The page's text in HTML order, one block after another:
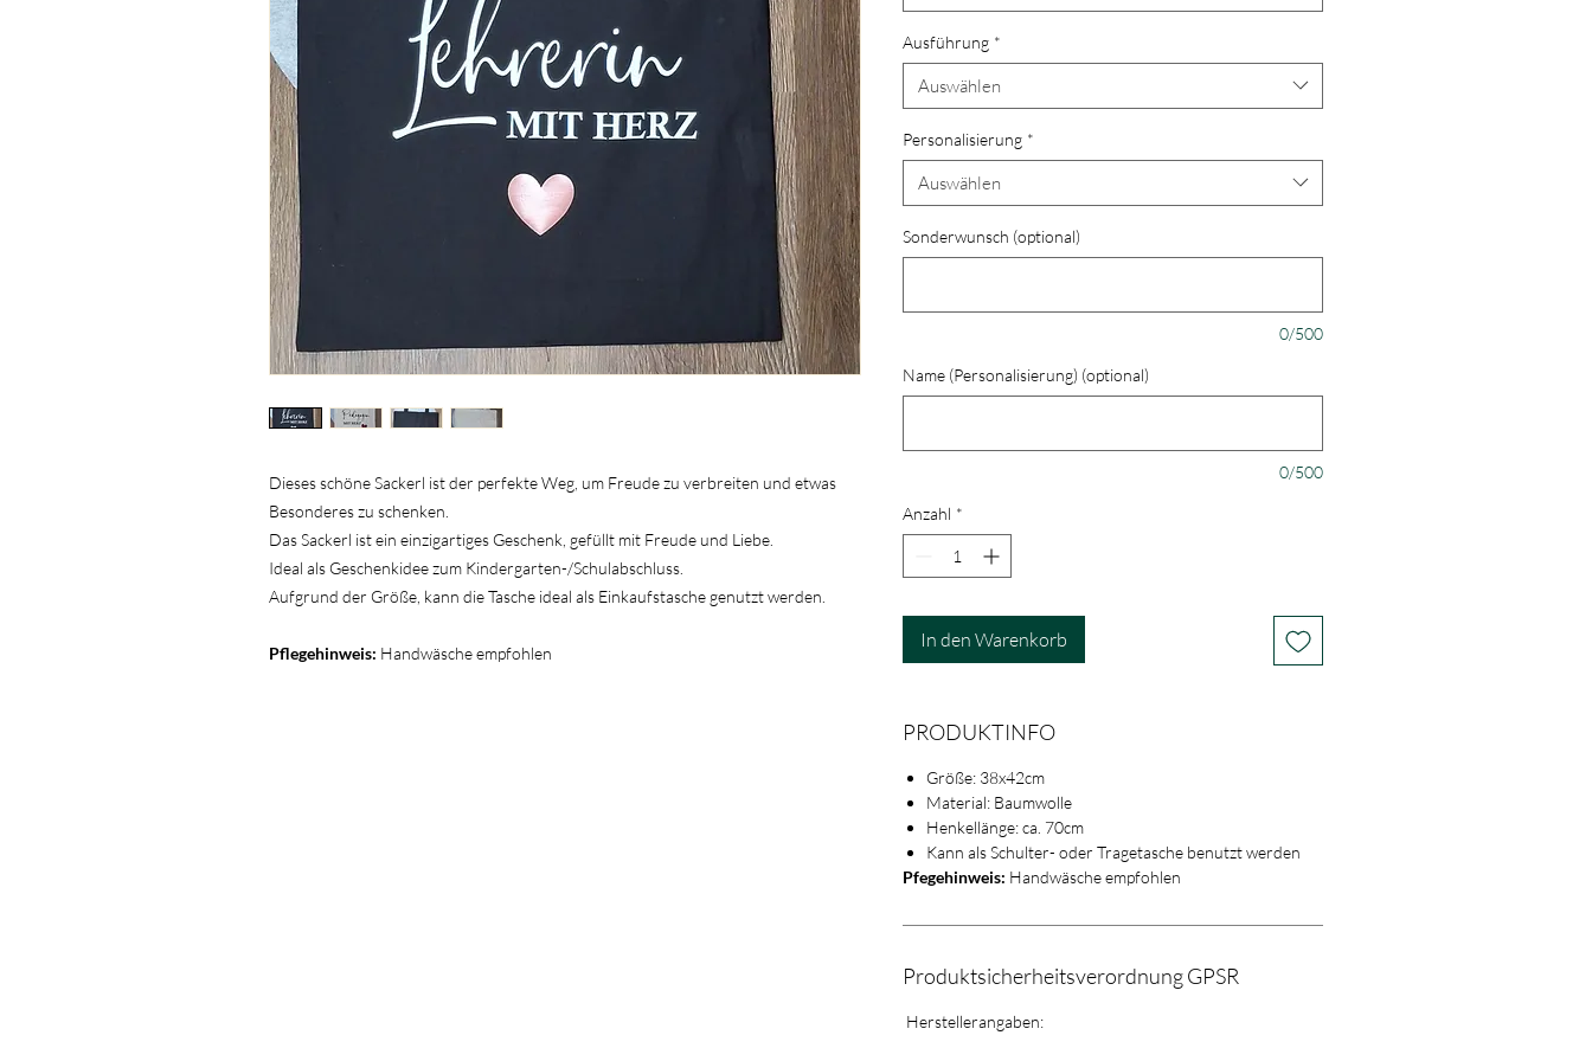
Dieses schöne Sackerl ist der perfekte Weg, um Freude zu verbreiten und etwas
Besonderes zu schenken.
Das Sackerl ist ein einzigartiges Geschenk, gefüllt mit Freude und Liebe.
Ideal als Geschenkidee zum Kindergarten-/Schulabschluss.
Aufgrund der Größe, kann die Tasche ideal als Einkaufstasche genutzt werden.
Pflegehinweis: Handwäsche empfohlen
Ausführung *
Auswählen
Personalisierung *
Auswählen
Sonderwunsch (optional)
0/500
Name (Personalisierung) (optional)
0/500
Anzahl *
In den Warenkorb
PRODUKTINFO
Größe: 38x42cm
Material: Baumwolle
Henkellänge: ca. 70cm
Kann als Schulter- oder Tragetasche benutzt werden
Pfegehinweis: Handwäsche empfohlen
Produktsicherheitsverordnung GPSR
Herstellerangaben: